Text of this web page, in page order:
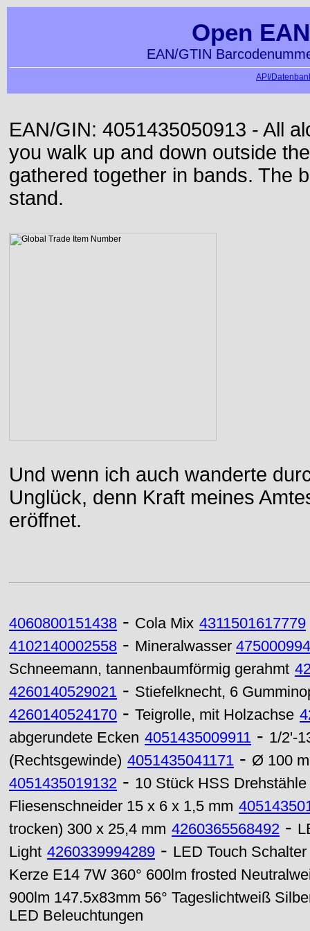
Open
EAN/GTIN
API/
EAN/GIN: 4051435050913 - All
you walk up and down outside
gathered together in bands. The
stand.
Und wenn ich auch wanderte
Unglück, denn Kraft meines
eröffnet.
4060800151438 - Cola Mix 4311501617779
4102140002558 - Mineralwasser
Schneemann, tannenbaumförmig gerahmt
4260140529021 - Stiefelknecht, 6
4260140524170 - Teigrolle, mit Holzachse
abgerundete Ecken 4051435009911 - 1/2'-
(Rechtsgewinde) 4051435041171 - Ø 100
4051435019132 - 10 Stück HSS
Fliesenschneider 15 x 6 x 1,5 mm
trocken) 300 x 25,4 mm 4260365568492 -
Light 4260339994289 - LED Touch
Kerze E14 7W 360° 600lm frosted
900lm 147.5x83mm 56° Tageslichtweiß
LED Beleuchtungen